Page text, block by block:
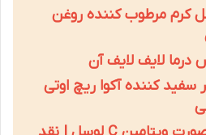
کرم مرطوب کننده روغن
درما لایف لایف آن
سفید کننده آکوا ریچ اوتی